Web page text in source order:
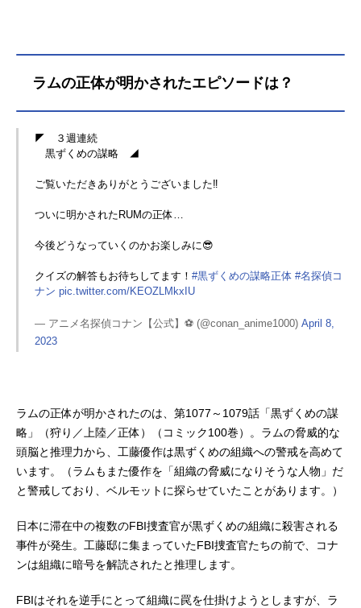
ラムの正体が明かされたエピソードは？
◤ ３週連続
黒ずくめの謀略 ◢
ご覧いただきありがとうございました‼️
ついに明かされたRUMの正体…
今後どうなっていくのかお楽しみに😎
クイズの解答もお待ちしてます！ #黒ずくめの謀略正体 #名探偵コ
ナン pic.twitter.com/KEOZLMkxIU
— アニメ名探偵コナン【公式】⚽️ (@conan_anime1000) April 8,
2023
ラムの正体が明かされたのは、第1077～1079話「黒ずくめの謀
略」（狩り／上陸／正体）（コミック100巻）。ラムの脅威的な
頭脳と推理力から、工藤優作は黒ずくめの組織への警戒を高めて
います。（ラムもまた優作を「組織の脅威になりそうな人物」だ
と警戒しており、ベルモットに探らせていたことがあります。）
日本に滞在中の複数のFBI捜査官が黒ずくめの組織に殺害される
事件が発生。工藤邸に集まっていたFBI捜査官たちの前で、コナ
ンは組織に暗号を解読されたと推理します。
FBIはそれを逆手にとって組織に罠を仕掛けようとしますが、ラ